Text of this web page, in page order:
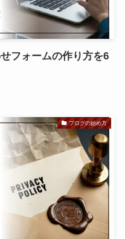
フォームの作り方を6
ブログの始め方